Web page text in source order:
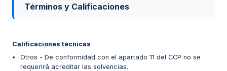
Términos y Calificaciones
Calificaciones técnicas
Otros - De conformidad con el apartado 11 del CCP no se
requerirá acreditar las solvencias.